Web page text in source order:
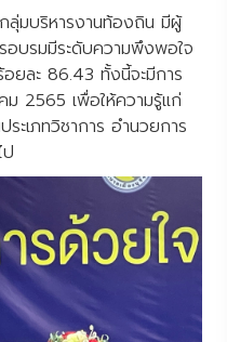
ลุ่มบริหารงานท้องถิน มีผู้
อบรมมีระดับความพึงพอใจ
ยละ 86.43 ทั้งนี้จะมีการ
2565 เพื่อให้ความรู้แก่
ะเภทวิชาการ อำนวยการ